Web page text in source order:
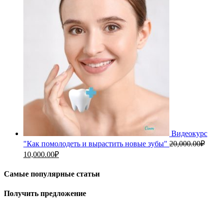
Видеокурс
"Как помолодеть и вырастить новые зубы" 20,000.00₽
Первоначальная
20,000.00₽.
10,000.00₽Текущая
10,000.00₽.
Самые популярные статьи
Получить предложение